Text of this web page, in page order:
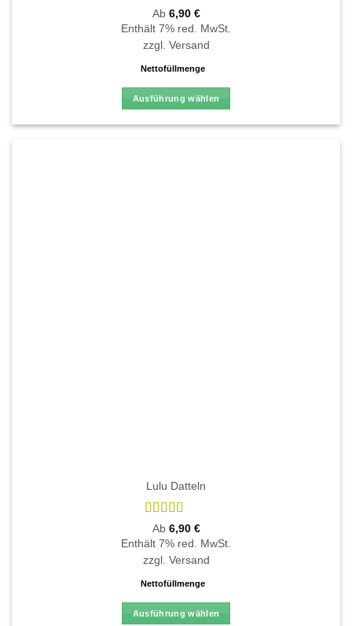
Bewertet
mit4.67
von 5
Ab 6,90 €
Enthält 7% red. MwSt.
zzgl. Versand
Nettofüllmenge
Ausführung wählen
Lulu Datteln
Bewertet
mit4.5von
5
Ab 6,90 €
Enthält 7% red. MwSt.
zzgl. Versand
Nettofüllmenge
Ausführung wählen